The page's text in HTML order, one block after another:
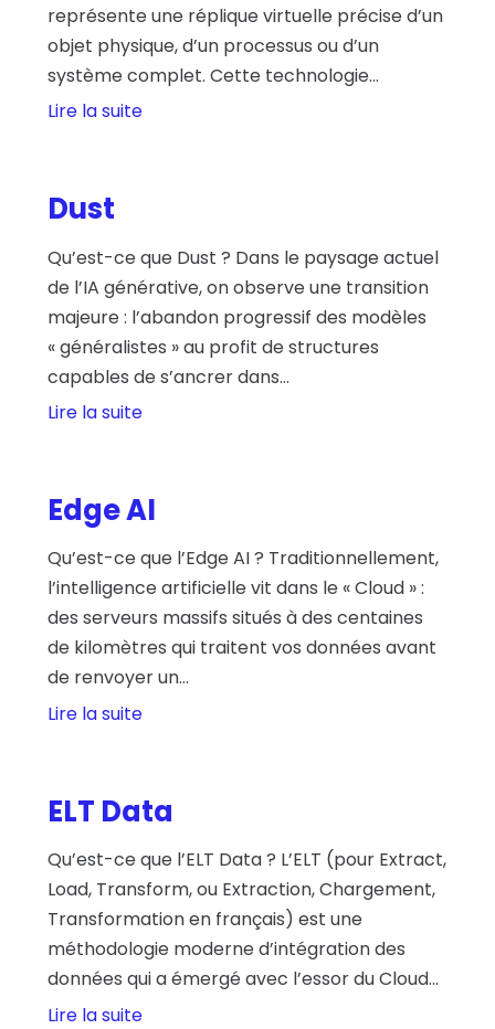
représente une réplique virtuelle précise d’un
objet physique, d’un processus ou d’un
système complet. Cette technologie...
Lire la suite
Dust
Qu’est-ce que Dust ? Dans le paysage actuel
de l’IA générative, on observe une transition
majeure : l’abandon progressif des modèles
« généralistes » au profit de structures
capables de s’ancrer dans...
Lire la suite
Edge AI
Qu’est-ce que l’Edge AI ? Traditionnellement,
l’intelligence artificielle vit dans le « Cloud » :
des serveurs massifs situés à des centaines
de kilomètres qui traitent vos données avant
de renvoyer un...
Lire la suite
ELT Data
Qu’est-ce que l’ELT Data ? L’ELT (pour Extract,
Load, Transform, ou Extraction, Chargement,
Transformation en français) est une
méthodologie moderne d’intégration des
données qui a émergé avec l’essor du Cloud...
Lire la suite